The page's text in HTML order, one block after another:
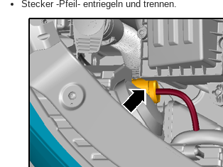
Stecker -Pfeil- entriegeln und trennen.